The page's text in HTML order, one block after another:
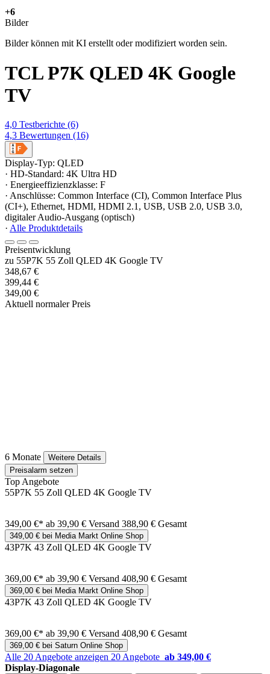
+6
Bilder
Bilder können mit KI erstellt oder modifiziert worden sein.
TCL P7K QLED 4K Google
TV
4,0 Testberichte (6)
4,3 Bewertungen (16)
Display-Typ: QLED
· HD-Standard: 4K Ultra HD
· Energieeffizienzklasse: F
· Anschlüsse: Common Interface (CI), Common Interface Plus
(CI+), Ethernet, HDMI, HDMI 2.1, USB, USB 2.0, USB 3.0,
digitaler Audio-Ausgang (optisch)
· Alle Produktdetails
Preisentwicklung
zu 55P7K 55 Zoll QLED 4K Google TV
348,67 €
399,44 €
349,00 €
Aktuell normaler Preis
6 Monate
Weitere Details
Preisalarm setzen
Top Angebote
55P7K 55 Zoll QLED 4K Google TV
349,00 €* ab 39,90 € Versand 388,90 € Gesamt
349,00 € bei Media Markt Online Shop
43P7K 43 Zoll QLED 4K Google TV
369,00 €* ab 39,90 € Versand 408,90 € Gesamt
369,00 € bei Media Markt Online Shop
43P7K 43 Zoll QLED 4K Google TV
369,00 €* ab 39,90 € Versand 408,90 € Gesamt
369,00 € bei Saturn Online Shop
Alle 20 Angebote anzeigen 20 Angebote ab 349,00 €
Display-Diagonale